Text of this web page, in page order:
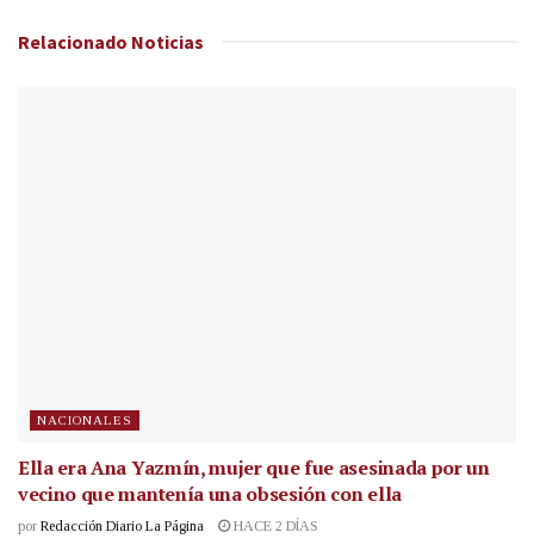
Relacionado Noticias
NACIONALES
Ella era Ana Yazmín, mujer que fue asesinada por un
vecino que mantenía una obsesión con ella
por Redacción Diario La Página HACE 2 DÍAS